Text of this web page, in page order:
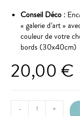
Conseil Déco :
« galerie d’art »
couleur de votre
bords (30x40cm)
20,00€
- +